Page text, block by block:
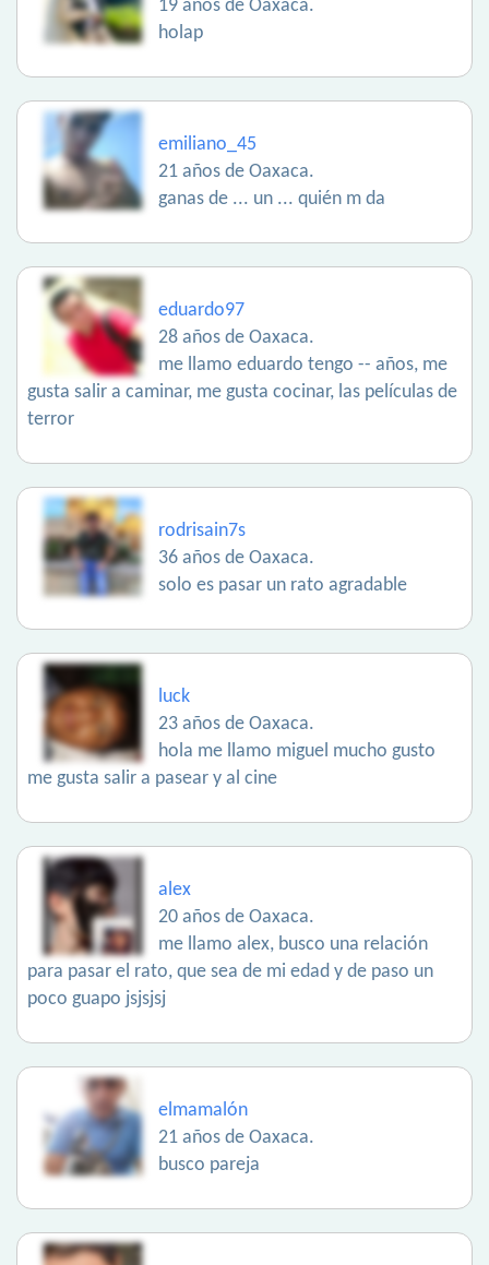
19 años de Oaxaca.
holap
emiliano_45
21 años de Oaxaca.
ganas de ... un ... quién m da
eduardo97
28 años de Oaxaca.
me llamo eduardo tengo -- años, me
gusta salir a caminar, me gusta cocinar, las películas de
terror
rodrisain7s
36 años de Oaxaca.
solo es pasar un rato agradable
luck
23 años de Oaxaca.
hola me llamo miguel mucho gusto
me gusta salir a pasear y al cine
alex
20 años de Oaxaca.
me llamo alex, busco una relación
para pasar el rato, que sea de mi edad y de paso un
poco guapo jsjsjsj
elmamalón
21 años de Oaxaca.
busco pareja